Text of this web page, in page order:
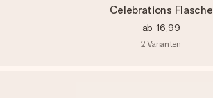
Celebrations Flasche
ab 16,99
2 Varianten